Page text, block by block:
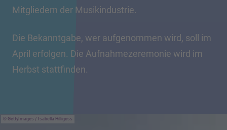
Mitgliedern der Musikindustrie.
Die Bekanntgabe, wer aufgenommen wird, soll im
April erfolgen. Die Aufnahmezeremonie wird im
Herbst stattfinden.
GettyImages / Isabella Hilligoss